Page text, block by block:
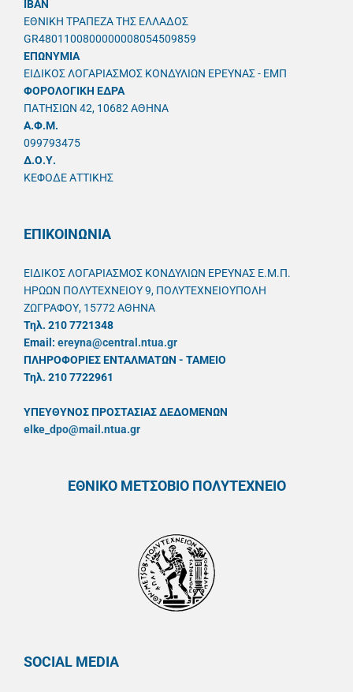
IBAN
ΕΘΝΙΚΗ ΤΡΑΠΕΖΑ ΤΗΣ ΕΛΛΑΔΟΣ
GR4801100800000008054509859
ΕΠΩΝΥΜΙΑ
ΕΙΔΙΚΟΣ ΛΟΓΑΡΙΑΣΜΟΣ ΚΟΝΔΥΛΙΩΝ ΕΡΕΥΝΑΣ - ΕΜΠ
ΦΟΡΟΛΟΓΙΚΗ ΕΔΡΑ
ΠΑΤΗΣΙΩΝ 42, 10682 ΑΘΗΝΑ
A.Φ.Μ.
099793475
Δ.Ο.Υ.
ΚΕΦΟΔΕ ΑΤΤΙΚΗΣ
ΕΠΙΚΟΙΝΩΝΙΑ
ΕΙΔΙΚΟΣ ΛΟΓΑΡΙΑΣΜΟΣ ΚΟΝΔΥΛΙΩΝ ΕΡΕΥΝΑΣ Ε.Μ.Π.
ΗΡΩΩΝ ΠΟΛΥΤΕΧΝΕΙΟΥ 9, ΠΟΛΥΤΕΧΝΕΙΟΥΠΟΛΗ
ΖΩΓΡΑΦΟΥ, 15772 ΑΘΗΝΑ
Τηλ. 210 7721348
Email: ereyna@central.ntua.gr
ΠΛΗΡΟΦΟΡΙΕΣ ΕΝΤΑΛΜΑΤΩΝ - ΤΑΜΕΙΟ
Τηλ. 210 7722961
ΥΠΕΥΘYΝΟΣ ΠΡΟΣΤΑΣΙΑΣ ΔΕΔΟΜΕΝΩΝ
elke_dpo@mail.ntua.gr
ΕΘΝΙΚΟ ΜΕΤΣΟΒΙΟ ΠΟΛΥΤΕΧΝΕΙΟ
SOCIAL MEDIA